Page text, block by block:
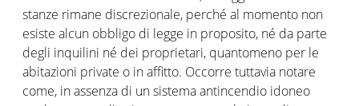
stanze rimane discrezionale, perché al momento non
esiste alcun obbligo di legge in proposito, né da parte
degli inquilini né dei proprietari, quantomeno per le
abitazioni private o in affitto. Occorre tuttavia notare
come, in assenza di un sistema antincendio idoneo